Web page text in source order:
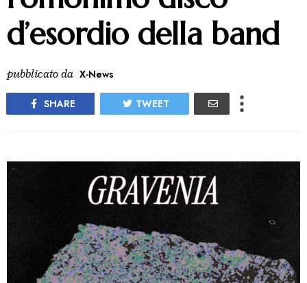
d’esordio della band
pubblicato da X-News
SHARE TWEET